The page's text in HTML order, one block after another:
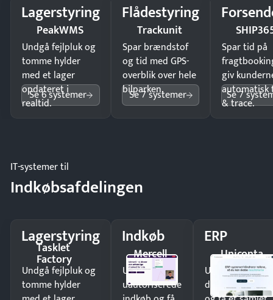
Lagerstyring
PeakWMS
Undgå fejlpluk og
tomme hylder
med et lager
opdateret i
realtid.
Se 6 systemer
Flådestyring
Trackunit
Spar brændstof
og tid med GPS-
overblik over hele
bilparken.
Se 7 systemer
Spar tid på
giv
automatisk
& trace.
Se 7
IT-systemer til
Indkøbsafdelingen
Lagerstyring
Tasklet
Factory
Undgå fejlpluk og
tomme hylder
Indkøb
Mercell
Undgå
uautoriserede
ERP
Uniconta
Undgå